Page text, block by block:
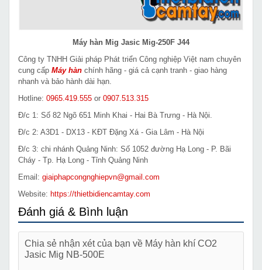
Máy hàn Mig Jasic Mig-250F J44
Công ty TNHH Giải pháp Phát triển Công nghiệp Việt nam chuyên
cung cấp Máy hàn chính hãng - giá cả cạnh tranh - giao hàng
nhanh và bảo hành dài hạn.
Hotline: 0965.419.555 or 0907.513.315
Đ/c 1: Số 82 Ngõ 651 Minh Khai - Hai Bà Trưng - Hà Nội.
Đ/c 2: A3D1 - DX13 - KĐT Đặng Xá - Gia Lâm - Hà Nội
Đ/c 3: chi nhánh Quảng Ninh: Số 1052 đường Hạ Long - P. Bãi
Cháy - Tp. Hạ Long - Tỉnh Quảng Ninh
Email: giaiphapcongnghiepvn@gmail.com
Website: https://thietbidiencamtay.com
Đánh giá & Bình luận
Chia sẻ nhận xét của bạn về Máy hàn khí CO2
Jasic Mig NB-500E